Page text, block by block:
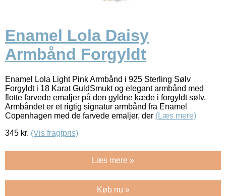
Enamel Lola Daisy
Armbånd Forgyldt
Enamel Lola Light Pink Armbånd i 925 Sterling Sølv
Forgyldt i 18 Karat GuldSmukt og elegant armbånd med
flotte farvede emaljer på den gyldne kæde i forgyldt sølv.
Armbåndet er et rigtig signatur armbånd fra Enamel
Copenhagen med de farvede emaljer, der (Læs mere)
345 kr. (Vis fragtpris)
Læs mere »
Køb nu »